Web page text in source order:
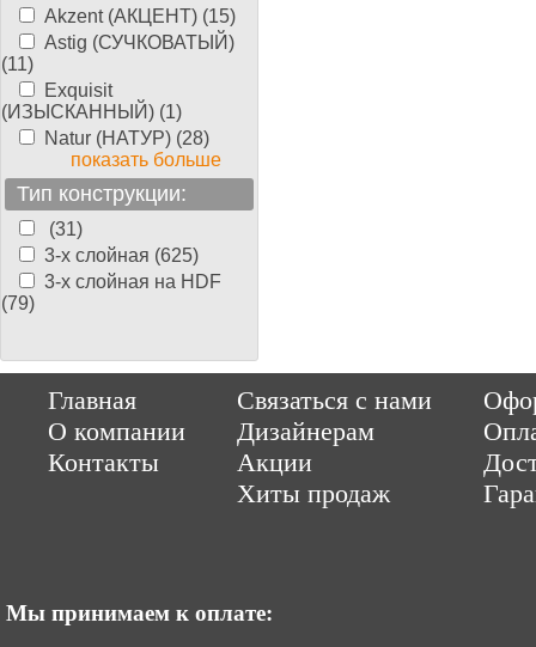
Akzent (АКЦЕНТ) (15)
Astig (СУЧКОВАТЫЙ)
(11)
Exquisit
(ИЗЫСКАННЫЙ) (1)
Natur (НАТУР) (28)
показать больше
Тип конструкции:
(31)
3-х слойная (625)
3-х слойная на HDF
(79)
Главная
О компании
Контакты
Связаться с нами
Дизайнерам
Акции
Хиты продаж
Мы принимаем к оплате:
ItCompany Продвижение сайтов by «ВзлЁт»